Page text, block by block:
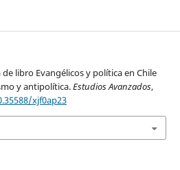
de libro Evangélicos y política en Chile
y antipolítica.Estudios Avanzados,
xjf0ap23